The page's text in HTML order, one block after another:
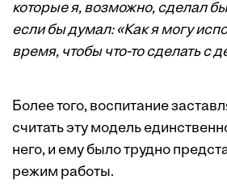
которые я, возможно, сделал
если бы думал: «Как я могу
время, чтобы что-то сделать с
Более того, воспитание
считать эту модель
него, и ему было трудно
режим работы.